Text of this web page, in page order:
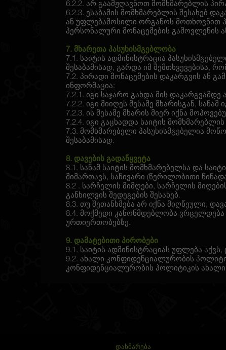
6.2.2. არ გაამჟღავნოთ მომხმარებლის
6.2.3. ესაბამის მომხმარებლის შესახებ
ან უფლებამოსილი ორგანოს მოთხოვნით
პერსონალური მონაცემების გამოვლენის
7. მხარეთა პასუხისმგებლობა
7.1. საიტის ადმინისტრაცია
შესაბამისად, გარდა იმ შემთხვევებისა,
7.2. პირადი მონაცემების დაკარგვის ან
ინფორმაცია:
7.2.1. იგი საჯარო გახდა მის დაკარგვამდე
7.2.2. იგი მიიღეს მესამე მხარისგან,
7.2.3. ის მესამე მხარის მიერ იქნა
7.2.4. იგი გაცხადდა საიტის
7.3. მომხმარებელი პასუხისმგებელია
შესაბამისად.
8. დავების გადაწყვეტა
8.1. სანამ საიტის მომხმარებელსა და
მიმართავს, საჩივარი (წერილობითი
8.2 . სარჩელის მიმღები, სარჩელის
განხილვის შედეგების შესახებ.
8.3. თუ შეთანხმება არ იქნა მიღწეული,
8.4. მოქმედი კანონმდებლობა
ურთიერთობებზე.
9. დამატებითი პირობები
9.1. საიტის ადმინისტრაციას უფლება
9.2. ახალი კონფიდენციალურობის
კონფიდენციალურობის პოლიტიკის ახალი
ᲓᲐᲮᲛᲐᲠᲔᲑᲐ